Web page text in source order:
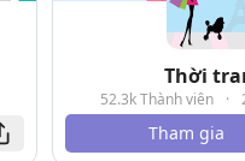
Thời
52.3k Thành viên ·
Tham gia